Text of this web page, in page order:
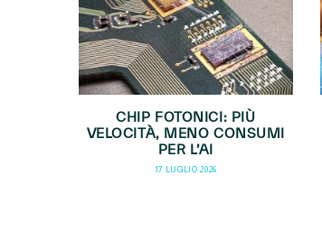
CHIP FOTONICI: PIÙ
VELOCITÀ, MENO CONSUMI
PER L’AI
17 LUGLIO 2026